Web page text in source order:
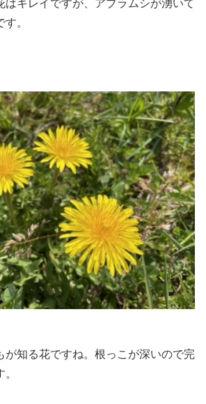
はキレイですが、アブラムシが湧いて
。
が知る花ですね。根っこが深いので完